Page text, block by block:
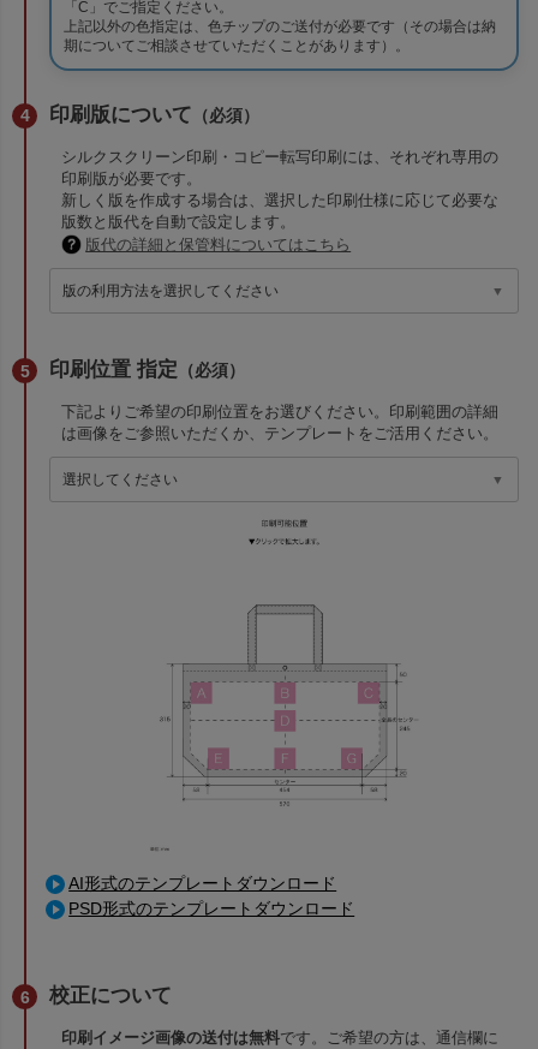
「C」でご指定ください。
上記以外の色指定は、色チップのご送付が必要です（その場合は納
期についてご相談させていただくことがあります）。
印刷版について （必須）
シルクスクリーン印刷・コピー転写印刷には、それぞれ専用の
印刷版が必要です。
新しく版を作成する場合は、選択した印刷仕様に応じて必要な
版数と版代を自動で設定します。
版代の詳細と保管料についてはこちら
印刷位置 指定 （必須）
下記よりご希望の印刷位置をお選びください。印刷範囲の詳細
は画像をご参照いただくか、テンプレートをご活用ください。
AI形式のテンプレートダウンロード
PSD形式のテンプレートダウンロード
校正について
印刷イメージ画像の送付は無料です。ご希望の方は、通信欄に